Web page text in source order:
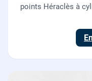
points Héraclès à
des deux points de